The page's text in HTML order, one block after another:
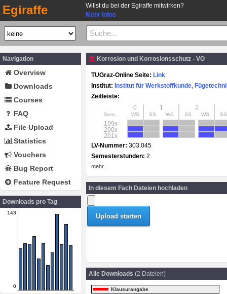
Egiraffe
Willst du bei der Egiraffe mitwirken?
Mehr Infos
Navigation
Overview
Downloads
Courses
FAQ
File Upload
Statistics
Vouchers
Bug Report
Feature Request
Downloads pro Tag
143
0
Korrosion und Korrosionsschutz - VO
TUGraz-Online Seite: Link
Institut: Institut für Werkstoffkunde,
Zeitleiste:
0
1 2
Sem. WS SS WS SS WS SS
199x
200x
201x
LV-Nummer: 303.045
Semesterstunden: 2
mehr...
In diesem Fach Dateien hochladen
Alle Downloads (2 Dateien)
Klausurangabe